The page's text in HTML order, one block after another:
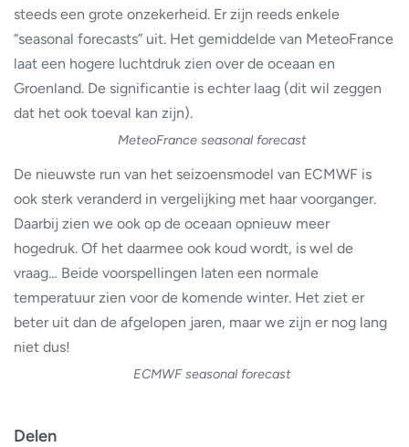
steeds een grote onzekerheid. Er zijn reeds enkele
“seasonal forecasts” uit. Het gemiddelde van MeteoFrance
laat een hogere luchtdruk zien over de oceaan en
Groenland. De significantie is echter laag (dit wil zeggen
dat het ook toeval kan zijn).
MeteoFrance seasonal forecast
De nieuwste run van het seizoensmodel van ECMWF is
ook sterk veranderd in vergelijking met haar voorganger.
Daarbij zien we ook op de oceaan opnieuw meer
hogedruk. Of het daarmee ook koud wordt, is wel de
vraag… Beide voorspellingen laten een normale
temperatuur zien voor de komende winter. Het ziet er
beter uit dan de afgelopen jaren, maar we zijn er nog lang
niet dus!
ECMWF seasonal forecast
Delen